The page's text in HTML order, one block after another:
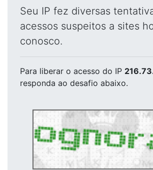
Seu IP fez diversas
acessos suspeitos a sites
conosco.
Para liberar o acesso do IP
responda ao desafio abaixo.